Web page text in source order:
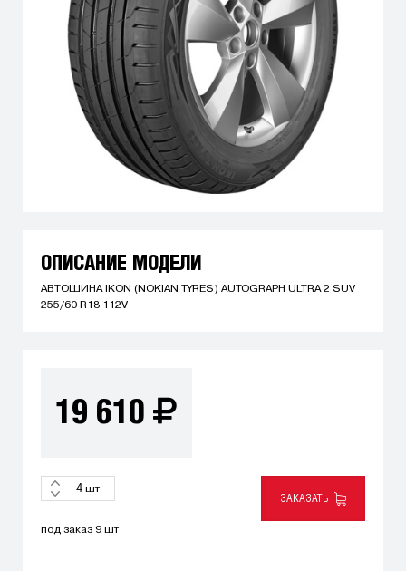
ОПИСАНИЕ МОДЕЛИ
АВТОШИНА IKON (NOKIAN TYRES) AUTOGRAPH ULTRA 2 SUV
255/60 R18 112V
19 610
шт
ЗАКАЗАТЬ
под заказ 9 шт